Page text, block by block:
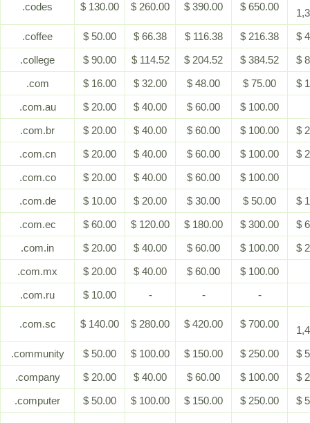
.codes $ 130.00 $ 260.00 $ 390.00 $ 650.00
.coffee
$ 50.00 $ 66.38 $ 116.38 $ 216.38
$
.college
$ 90.00 $ 114.52 $ 204.52 $ 384.52
$
.com
$ 16.00 $ 32.00 $ 48.00 $ 75.00
$
.com.au
$ 20.00 $ 40.00 $ 60.00
$ 100.00
.com.br
$ 20.00 $ 40.00 $ 60.00 $ 100.00
$
.com.cn
$ 20.00 $ 40.00 $ 60.00 $ 100.00
$
.com.co
$ 20.00 $ 40.00 $ 60.00
$ 100.00
.com.de
$ 10.00 $ 20.00 $ 30.00 $ 50.00
$
.com.ec
$ 60.00 $ 120.00 $ 180.00 $ 300.00
$
.com.in
$ 20.00 $ 40.00 $ 60.00 $ 100.00
$
.com.mx
$ 20.00 $ 40.00 $ 60.00
$ 100.00
.com.ru
$ 10.00 - - -
.com.sc $ 140.00 $ 280.00 $ 420.00 $ 700.00
.community
$ 50.00 $ 100.00 $ 150.00 $ 250.00
$
.company
$ 20.00 $ 40.00 $ 60.00 $ 100.00
$
.computer
$ 50.00 $ 100.00 $ 150.00 $ 250.00 $